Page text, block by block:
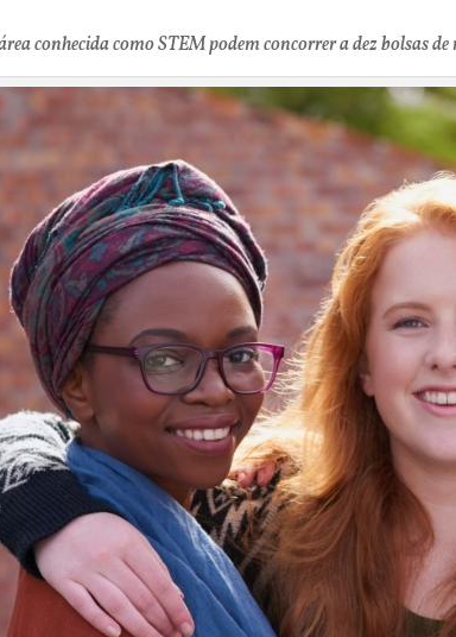
conhecida como STEM podem concorrer a dez bolsas